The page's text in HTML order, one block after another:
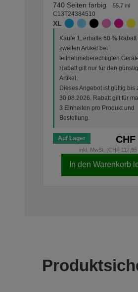
740 Seiten farbig
55.7 ml
C13T24384510
XL
Kaufe 1, erhalte 50 % Rabatt
zweiten Artikel bei
teilnahmeberechtigten
Rabatt gilt nur für den
Artikel.
Dieses Angebot ist gültig bis
30.08.2026. Rabatt gilt für
3 Einheiten pro Produkt und
Bestellung.
Auf Lager
inkl. MwSt. (CHF
In den Warenkorb